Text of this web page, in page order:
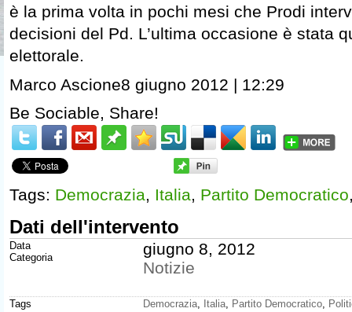
è la prima volta in pochi mesi che Prodi
decisioni del Pd. L’ultima occasione è stata
elettorale.
Marco Ascione8 giugno 2012 | 12:29
Be Sociable, Share!
Tags: Democrazia Italia Partito Democratico
Dati dell'intervento
Data
Categoria
giugno 8, 2012
Notizie
Tags Democrazia Italia Partito Democratico